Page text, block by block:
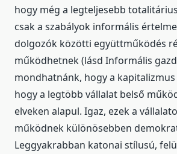
hogy még a legteljesebb
csak a szabályok informális
dolgozók közötti együttműködés
működhetnek (lásd Informális
mondhatnánk, hogy a
hogy a legtöbb vállalat belső
elveken alapul. Igaz, ezek a
működnek különösebben
Leggyakrabban katonai stílusú,